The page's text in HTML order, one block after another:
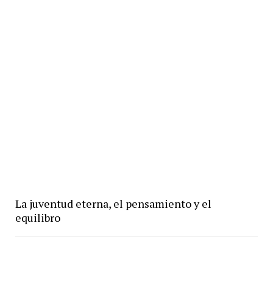
La juventud eterna, el pensamiento y el
equilibro